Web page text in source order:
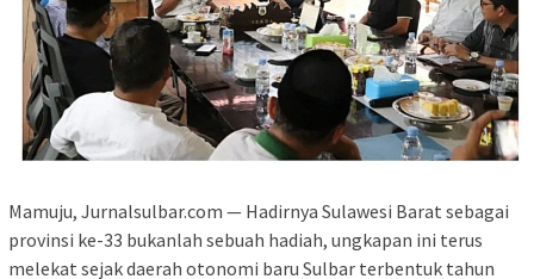
Mamuju, Jurnalsulbar.com — Hadirnya Sulawesi Barat sebagai
provinsi ke-33 bukanlah sebuah hadiah, ungkapan ini terus
melekat sejak daerah otonomi baru Sulbar terbentuk tahun